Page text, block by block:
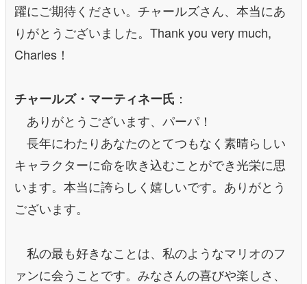
躍にご期待ください。チャールズさん、本当にあ
りがとうございました。Thank you very much,
Charles！
チャールズ・マーティネー氏 ：
ありがとうございます、パーパ！
長年にわたりあなたのとてつもなく素晴らしい
キャラクターに命を吹き込むことができ光栄に思
います。本当に誇らしく嬉しいです。ありがとう
ございます。
私の最も好きなことは、私のようなマリオのフ
ァンに会うことです。みなさんの喜びや楽しさ、